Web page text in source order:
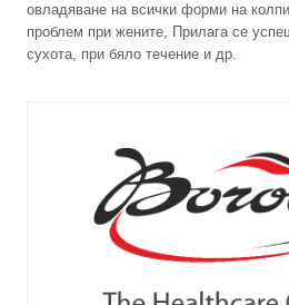
овладяване на всички форми на
проблем при жените, Прилага се
сухота, при бяло течение и др.